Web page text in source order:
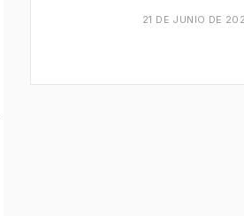
21 DE JUNIO DE